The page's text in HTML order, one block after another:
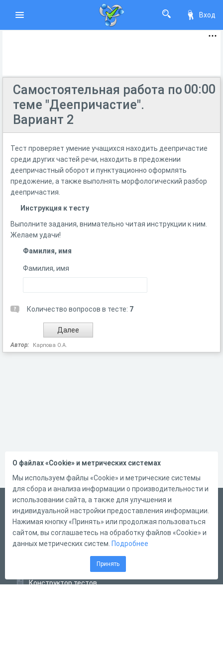
Вход
00:00
Самостоятельная работа по
теме "Деепричастие".
Вариант 2
Тест проверяет умение учащихся находить деепричастие
среди других частей речи, находить в предожении
деепричастный оборот и пунктуационно оформлять
предожение, а также выполнять морфологический разбор
деепричастия.
Инструкция к тесту
Выполните задания, внимательно читая инструкции к ним.
Желаем удачи!
Фамилия, имя
Фамилия, имя
Количество вопросов в тесте: 7
Автор: Карпова О.А.
Русский
Справка
Форма обратной связи
Конструктор тестов
О файлах «Cookie» и метрических системах
Мы используем файлы «Cookie» и метрические системы
для сбора и анализа информации о производительности и
использовании сайта, а также для улучшения и
индивидуальной настройки предоставления информации.
Нажимая кнопку «Принять» или продолжая пользоваться
сайтом, вы соглашаетесь на обработку файлов «Cookie» и
данных метрических систем. Подробнее
Принять